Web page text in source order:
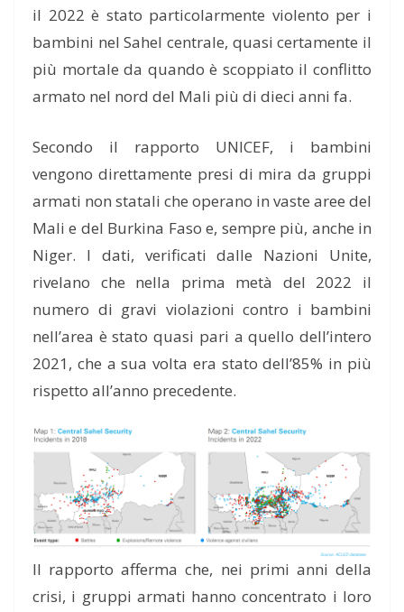
il 2022 è stato particolarmente violento per i
bambini nel Sahel centrale, quasi certamente il
più mortale da quando è scoppiato il conflitto
armato nel nord del Mali più di dieci anni fa.
Secondo il rapporto UNICEF, i bambini
vengono direttamente presi di mira da gruppi
armati non statali che operano in vaste aree del
Mali e del Burkina Faso e, sempre più, anche in
Niger. I dati, verificati dalle Nazioni Unite,
rivelano che nella prima metà del 2022 il
numero di gravi violazioni contro i bambini
nell’area è stato quasi pari a quello dell’intero
2021, che a sua volta era stato dell’85% in più
rispetto all’anno precedente.
Il rapporto afferma che, nei primi anni della
crisi, i gruppi armati hanno concentrato i loro